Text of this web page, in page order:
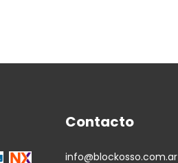
Contacto
info@blockosso.com.ar